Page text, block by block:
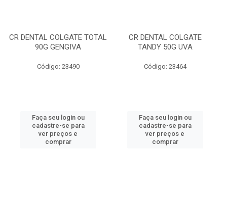
CR DENTAL COLGATE TOTAL
90G GENGIVA
Código: 23490
Faça seu login ou
cadastre-se para
ver preços e
comprar
CR DENTAL COLGATE
TANDY 50G UVA
Código: 23464
Faça seu login ou
cadastre-se para
ver preços e
comprar